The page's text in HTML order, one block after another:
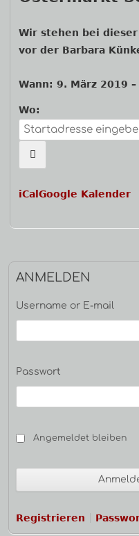
Wir stehen bei
vor der Barbara
Wann: 9. März 2019 –
Wo:
iCal Google Kalender
Haupt-
ANMELDEN
Username or E-mail
Passwort
Angemeldet bleiben
Registrieren